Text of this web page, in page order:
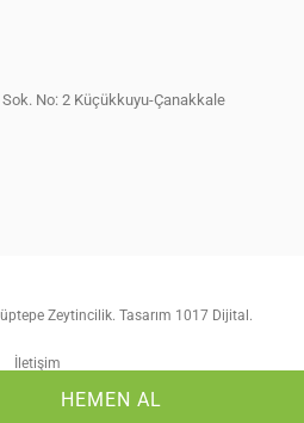
HEMEN AL
No: 2 Küçükkuyu-Çanakkale
Zeytincilik. Tasarım 1017 Dijital.
İletişim